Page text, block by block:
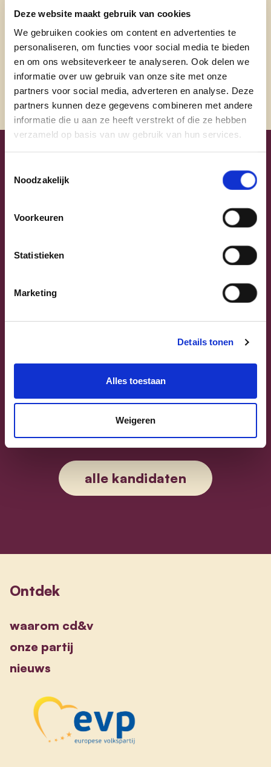
Deze website maakt gebruik van cookies
We gebruiken cookies om content en advertenties te
personaliseren, om functies voor social media te bieden
en om ons websiteverkeer te analyseren. Ook delen we
informatie over uw gebruik van onze site met onze
partners voor social media, adverteren en analyse. Deze
partners kunnen deze gegevens combineren met andere
informatie die u aan ze heeft verstrekt of die ze hebben
verzameld op basis van uw gebruik van hun services.
Noodzakelijk
Voorkeuren
Statistieken
Marketing
Details tonen
Alles toestaan
Weigeren
@daanmostaertldl
@daanmostaertldl
Uw lijsttrekkers
Vlaams-Brabant | Federaal Parlement
Sammy Mahdi
alle kandidaten
Ontdek
waarom cd&v
onze partij
nieuws